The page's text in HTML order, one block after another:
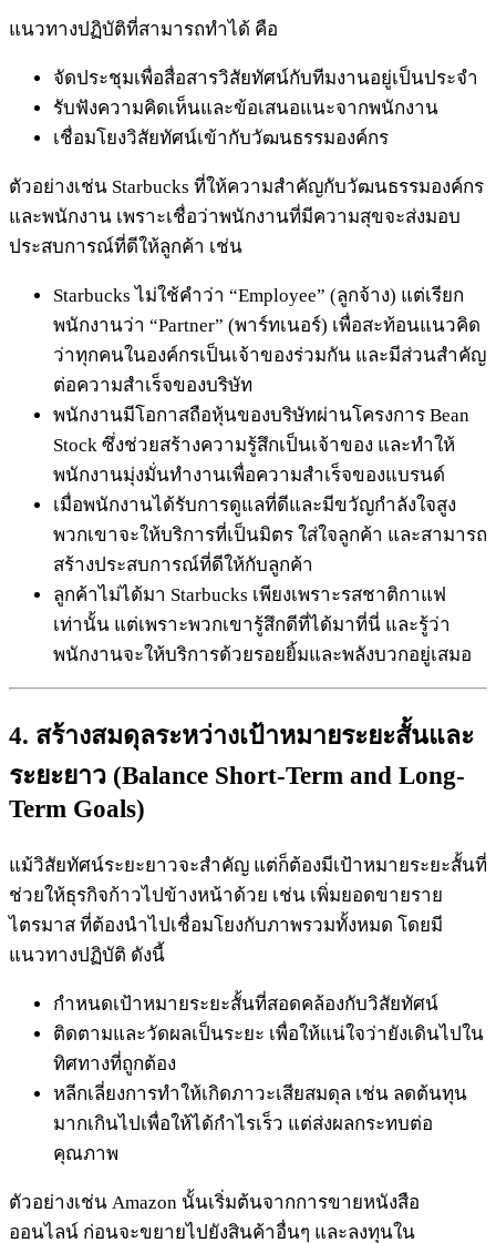
แนวทางปฏิบัติที่สามารถทำได้ คือ
จัดประชุมเพื่อสื่อสารวิสัยทัศน์กับทีมงานอยู่เป็นประจำ
รับฟังความคิดเห็นและข้อเสนอแนะจากพนักงาน
เชื่อมโยงวิสัยทัศน์เข้ากับวัฒนธรรมองค์กร
ตัวอย่างเช่น Starbucks ที่ให้ความสำคัญกับวัฒนธรรมองค์กร
และพนักงาน เพราะเชื่อว่าพนักงานที่มีความสุขจะส่งมอบ
ประสบการณ์ที่ดีให้ลูกค้า เช่น
Starbucks ไม่ใช้คำว่า “Employee” (ลูกจ้าง) แต่เรียก
พนักงานว่า “Partner” (พาร์ทเนอร์) เพื่อสะท้อนแนวคิด
ว่าทุกคนในองค์กรเป็นเจ้าของร่วมกัน และมีส่วนสำคัญ
ต่อความสำเร็จของบริษัท
พนักงานมีโอกาสถือหุ้นของบริษัทผ่านโครงการ Bean
Stock ซึ่งช่วยสร้างความรู้สึกเป็นเจ้าของ และทำให้
พนักงานมุ่งมั่นทำงานเพื่อความสำเร็จของแบรนด์
เมื่อพนักงานได้รับการดูแลที่ดีและมีขวัญกำลังใจสูง
พวกเขาจะให้บริการที่เป็นมิตร ใส่ใจลูกค้า และสามารถ
สร้างประสบการณ์ที่ดีให้กับลูกค้า
ลูกค้าไม่ได้มา Starbucks เพียงเพราะรสชาติกาแฟ
เท่านั้น แต่เพราะพวกเขารู้สึกดีที่ได้มาที่นี่ และรู้ว่า
พนักงานจะให้บริการด้วยรอยยิ้มและพลังบวกอยู่เสมอ
4. สร้างสมดุลระหว่างเป้าหมายระยะสั้นและ
ระยะยาว (Balance Short-Term and Long-
Term Goals)
แม้วิสัยทัศน์ระยะยาวจะสำคัญ แต่ก็ต้องมีเป้าหมายระยะสั้นที่
ช่วยให้ธุรกิจก้าวไปข้างหน้าด้วย เช่น เพิ่มยอดขายราย
ไตรมาส ที่ต้องนำไปเชื่อมโยงกับภาพรวมทั้งหมด โดยมี
แนวทางปฏิบัติ ดังนี้
กำหนดเป้าหมายระยะสั้นที่สอดคล้องกับวิสัยทัศน์
ติดตามและวัดผลเป็นระยะ เพื่อให้แน่ใจว่ายังเดินไปใน
ทิศทางที่ถูกต้อง
หลีกเลี่ยงการทำให้เกิดภาวะเสียสมดุล เช่น ลดต้นทุน
มากเกินไปเพื่อให้ได้กำไรเร็ว แต่ส่งผลกระทบต่อ
คุณภาพ
ตัวอย่างเช่น Amazon นั้นเริ่มต้นจากการขายหนังสือ
ออนไลน์ ก่อนจะขยายไปยังสินค้าอื่นๆ และลงทุนใน